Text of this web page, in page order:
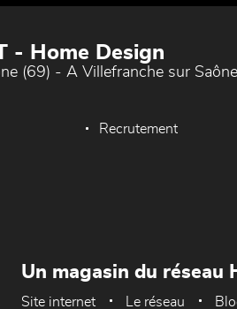
- Home Design
(69) - A Villefranche sur
Recrutement
Un magasin du réseau
Site internet Le réseau